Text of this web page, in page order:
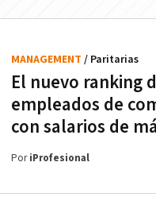
El nuevo ranking
empleados de
con salarios de
MANAGEMENT / Paritarias
PoriProfesional